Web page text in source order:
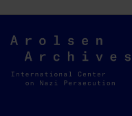
Arolsen
Archives